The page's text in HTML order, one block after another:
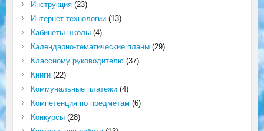
Инструкция(23)
Интернет технологии(13)
Кабинеты школы(4)
Календарно-тематические планы(29)
Классному руководителю(37)
Книги(22)
Коммунальные платежи(4)
Компетенция по предметам (6)
Конкурсы(28)